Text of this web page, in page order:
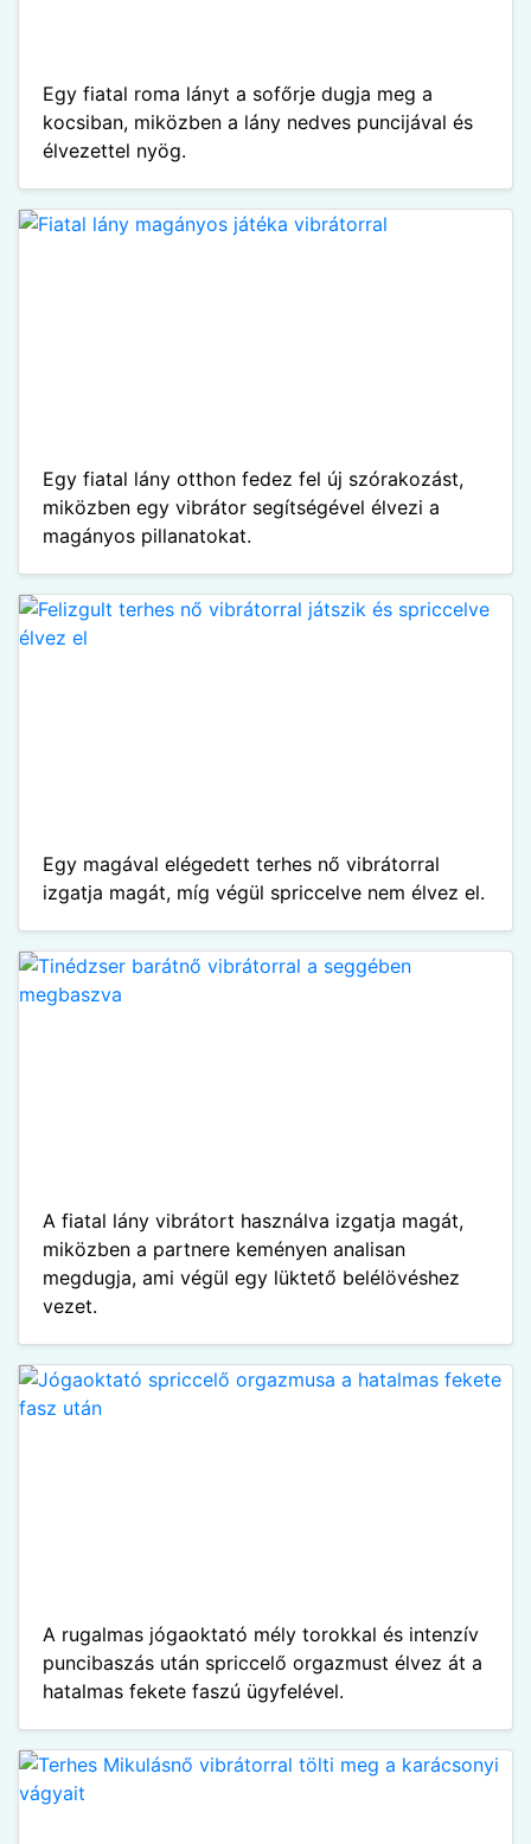
Egy fiatal roma lányt a sofőrje dugja meg a
kocsiban, miközben a lány nedves puncijával és
élvezettel nyög.
Egy fiatal lány otthon fedez fel új szórakozást,
miközben egy vibrátor segítségével élvezi a
magányos pillanatokat.
Egy magával elégedett terhes nő vibrátorral
izgatja magát, míg végül spriccelve nem élvez el.
A fiatal lány vibrátort használva izgatja magát,
miközben a partnere keményen analisan
megdugja, ami végül egy lüktető belélövéshez
vezet.
A rugalmas jógaoktató mély torokkal és intenzív
puncibaszás után spriccelő orgazmust élvez át a
hatalmas fekete faszú ügyfelével.